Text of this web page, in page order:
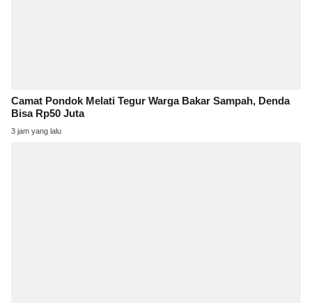
Camat Pondok Melati Tegur Warga Bakar Sampah, Denda
Bisa Rp50 Juta
3 jam yang lalu